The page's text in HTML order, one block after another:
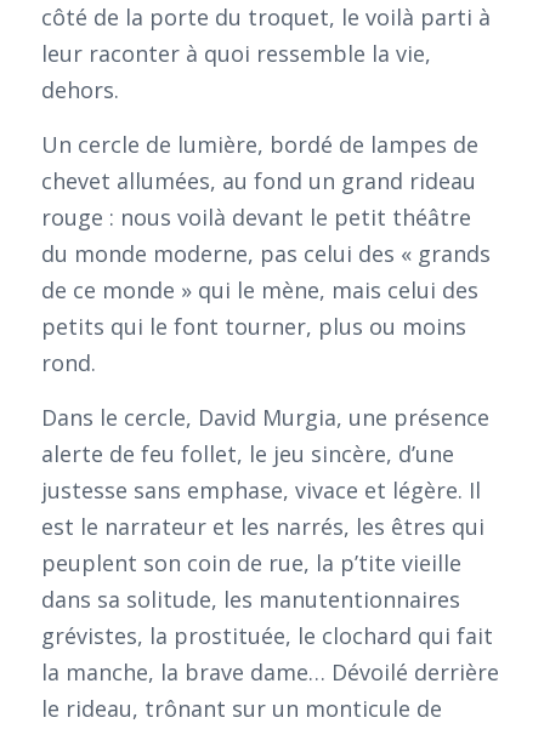
côté de la porte du troquet, le voilà parti à
leur raconter à quoi ressemble la vie,
dehors.
Un cercle de lumière, bordé de lampes de
chevet allumées, au fond un grand rideau
rouge : nous voilà devant le petit théâtre
du monde moderne, pas celui des « grands
de ce monde » qui le mène, mais celui des
petits qui le font tourner, plus ou moins
rond.
Dans le cercle, David Murgia, une présence
alerte de feu follet, le jeu sincère, d’une
justesse sans emphase, vivace et légère. Il
est le narrateur et les narrés, les êtres qui
peuplent son coin de rue, la p’tite vieille
dans sa solitude, les manutentionnaires
grévistes, la prostituée, le clochard qui fait
la manche, la brave dame… Dévoilé derrière
le rideau, trônant sur un monticule de